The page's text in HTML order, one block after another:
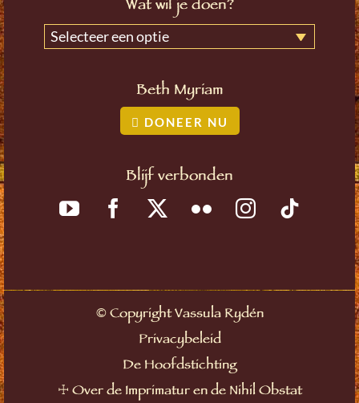
Wat wil je doen?
Selecteer een optie
Beth Myriam
DONEER NU
Blijf verbonden
©Copyright Vassula Rydén
Privacybeleid
De Hoofdstichting
☩ Over de Imprimatur en de Nihil Obstat